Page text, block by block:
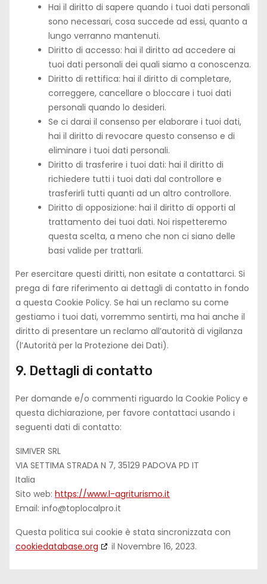
Hai il diritto di sapere quando i tuoi dati personali
sono necessari, cosa succede ad essi, quanto a
lungo verranno mantenuti.
Diritto di accesso: hai il diritto ad accedere ai
tuoi dati personali dei quali siamo a conoscenza.
Diritto di rettifica: hai il diritto di completare,
correggere, cancellare o bloccare i tuoi dati
personali quando lo desideri.
Se ci darai il consenso per elaborare i tuoi dati,
hai il diritto di revocare questo consenso e di
eliminare i tuoi dati personali.
Diritto di trasferire i tuoi dati: hai il diritto di
richiedere tutti i tuoi dati dal controllore e
trasferirli tutti quanti ad un altro controllore.
Diritto di opposizione: hai il diritto di opporti al
trattamento dei tuoi dati. Noi rispetteremo
questa scelta, a meno che non ci siano delle
basi valide per trattarli.
Per esercitare questi diritti, non esitate a contattarci. Si
prega di fare riferimento ai dettagli di contatto in fondo
a questa Cookie Policy. Se hai un reclamo su come
gestiamo i tuoi dati, vorremmo sentirti, ma hai anche il
diritto di presentare un reclamo all’autorità di vigilanza
(l’Autorità per la Protezione dei Dati).
9. Dettagli di contatto
Per domande e/o commenti riguardo la Cookie Policy e
questa dichiarazione, per favore contattaci usando i
seguenti dati di contatto:
SIMIVER SRL
VIA SETTIMA STRADA N 7, 35129 PADOVA PD IT
Italia
Sito web: https://www.l-agriturismo.it
Email: ti.orplacolpot@ofni
Questa politica sui cookie è stata sincronizzata con
cookiedatabase.org
il Novembre 16, 2023.